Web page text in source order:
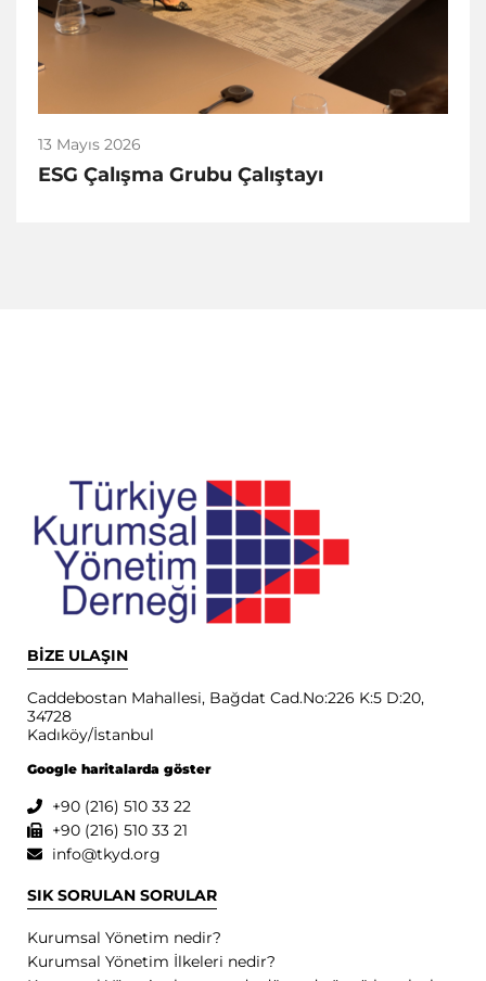
13 Mayıs 2026
ESG Çalışma Grubu Çalıştayı
BİZE ULAŞIN
Caddebostan Mahallesi, Bağdat Cad.No:226 K:5 D:20,
34728
Kadıköy/İstanbul
Google haritalarda göster
+90 (216) 510 33 22
+90 (216) 510 33 21
info@tkyd.org
SIK SORULAN SORULAR
Kurumsal Yönetim nedir?
Kurumsal Yönetim İlkeleri nedir?